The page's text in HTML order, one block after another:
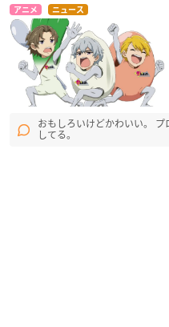
アニメ ニュース
おもしろいけどかわいい。
してる。